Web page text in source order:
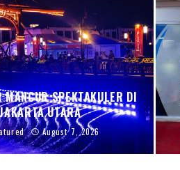
MANCUR SPEKTAKULER DI
UTARA
August 7, 2026